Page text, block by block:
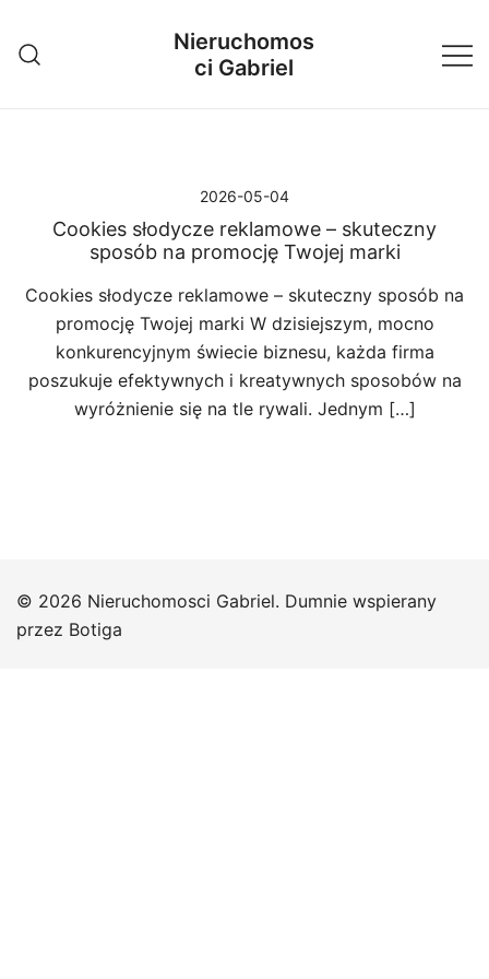
treści
Nieruchomos
ci Gabriel
2026-05-04
Cookies słodycze reklamowe – skuteczny
sposób na promocję Twojej marki
Cookies słodycze reklamowe – skuteczny sposób na
promocję Twojej marki W dzisiejszym, mocno
konkurencyjnym świecie biznesu, każda firma
poszukuje efektywnych i kreatywnych sposobów na
wyróżnienie się na tle rywali. Jednym […]
© 2026 Nieruchomosci Gabriel. Dumnie wspierany
przez Botiga